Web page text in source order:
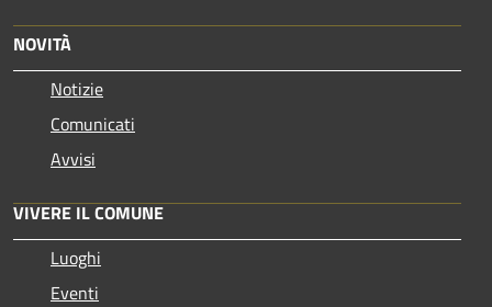
NOVITÀ
Notizie
Comunicati
Avvisi
VIVERE IL COMUNE
Luoghi
Eventi